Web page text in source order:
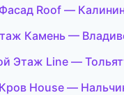
Roof —
Камень —
Этаж Line —
House —